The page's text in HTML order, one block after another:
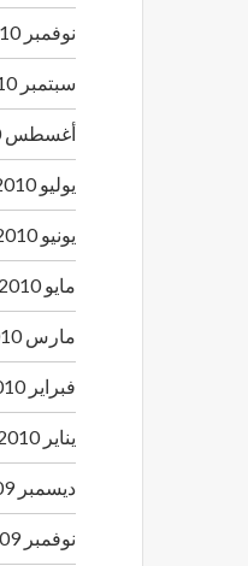
نوفمبر 2010
سبتمبر 2010
أغسطس 2010
يوليو 2010
يونيو 2010
مايو 2010
مارس 2010
فبراير 2010
يناير 2010
ديسمبر 2009
نوفمبر 2009